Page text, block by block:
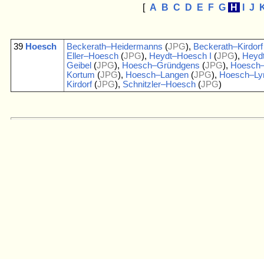
[ A B C D E F G H J
39 Hoesch Beckerath–Heidermanns (JPG), Beckerath–Kirdorf
Eller–Hoesch (JPG), Heydt–Hoesch I (JPG),
Geibel (JPG), Hoesch–Gründgens (JPG),
Kortum (JPG), Hoesch–Langen (JPG),
Kirdorf(JPG), Schnitzler–Hoesch (JPG)